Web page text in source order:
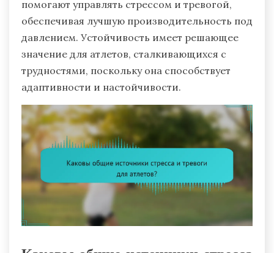
помогают управлять стрессом и тревогой,
обеспечивая лучшую производительность под
давлением. Устойчивость имеет решающее
значение для атлетов, сталкивающихся с
трудностями, поскольку она способствует
адаптивности и настойчивости.